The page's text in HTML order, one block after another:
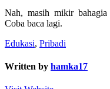
Nah, masih mikir
Coba baca lagi.
Edukasi, Pribadi
Written by hamka17